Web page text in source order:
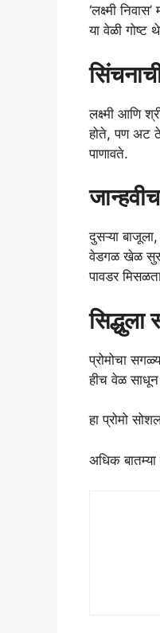
‘लक्ष्मी
या वेळी गोष्ट
लक्ष्मी आणि
होते, पण अट
पाणावते.
दुसऱ्या
वेडगळ खेळ सुरू
पावडर
सिद्धुला
प्रोमोचा
हीच वेळ साधून
हा प्रोमो
अधिक